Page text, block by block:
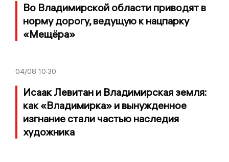
Во Владимирской области приводят в
норму дорогу, ведущую к нацпарку
«Мещёра»
04/08 10:30
Исаак Левитан и Владимирская земля:
как «Владимирка» и вынужденное
изгнание стали частью наследия
художника